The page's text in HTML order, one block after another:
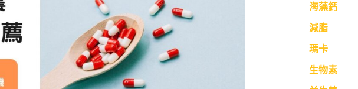
海藻鈣
減脂
瑪卡
生物素